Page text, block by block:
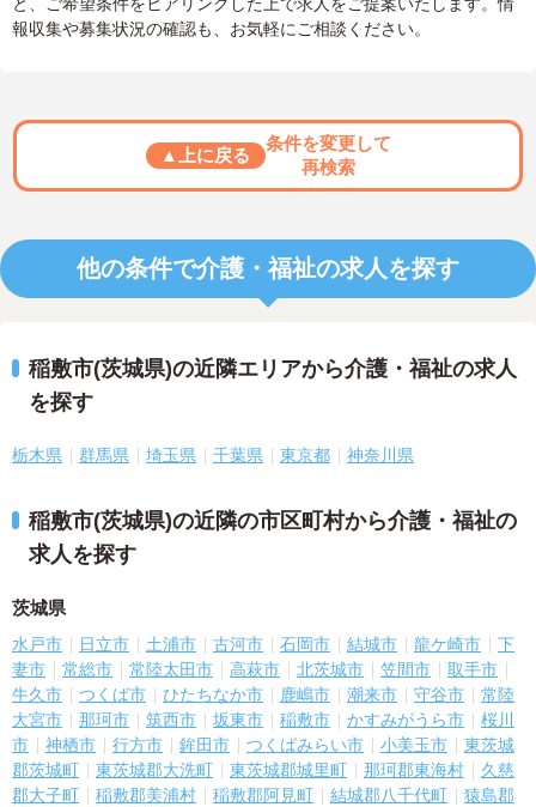
報収集や募集状況の確認も、お気軽にご相談ください。
▲上に戻る
条件を変更して
再検索
他の条件で介護・福祉の求人を探す
稲敷市(茨城県)の近隣エリアから介護・福祉の求人
を探す
栃木県 群馬県 埼玉県 千葉県 東京都 神奈川県
稲敷市(茨城県)の近隣の市区町村から介護・福祉の
求人を探す
茨城県
水戸市 日立市 土浦市 古河市 石岡市 結城市 龍ケ崎市
下
妻市
常総市 常陸太田市 高萩市 北茨城市 笠間市
取手市
牛久市
つくば市 ひたちなか市 鹿嶋市 潮来市 守谷市
常陸
大宮市
那珂市 筑西市 坂東市 稲敷市 かすみがうら市
桜川
市
神栖市 行方市 鉾田市 つくばみらい市 小美玉市
東茨城
郡茨城町
東茨城郡大洗町 東茨城郡城里町 那珂郡東海村
久慈
郡大子町
稲敷郡美浦村 稲敷郡阿見町 結城郡八千代町
猿島郡